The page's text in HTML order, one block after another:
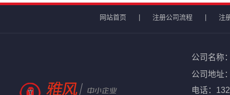
网站首页 注册公司流程 注
公司名称
公司地址
电话：